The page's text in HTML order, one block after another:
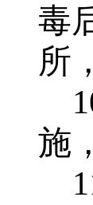
毒
所
施